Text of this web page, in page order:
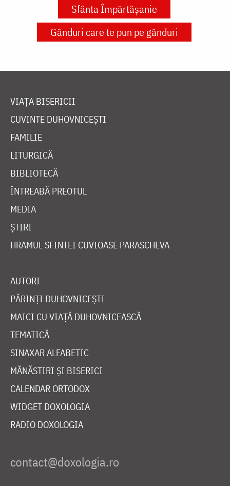
Sfânta Împărtășanie
Gânduri care te pun pe gânduri
VIAȚA BISERICII
CUVINTE DUHOVNICEȘTI
FAMILIE
LITURGICĂ
BIBLIOTECĂ
ÎNTREABĂ PREOTUL
MEDIA
ȘTIRI
HRAMUL SFINTEI CUVIOASE PARASCHEVA
AUTORI
PĂRINȚI DUHOVNICEȘTI
MAICI CU VIAȚĂ DUHOVNICEASCĂ
TEMATICĂ
SINAXAR ALFABETIC
MĂNĂSTIRI ȘI BISERICI
CALENDAR ORTODOX
WIDGET DOXOLOGIA
RADIO DOXOLOGIA